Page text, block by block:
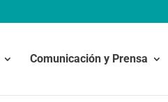
Comunicación y Prensa